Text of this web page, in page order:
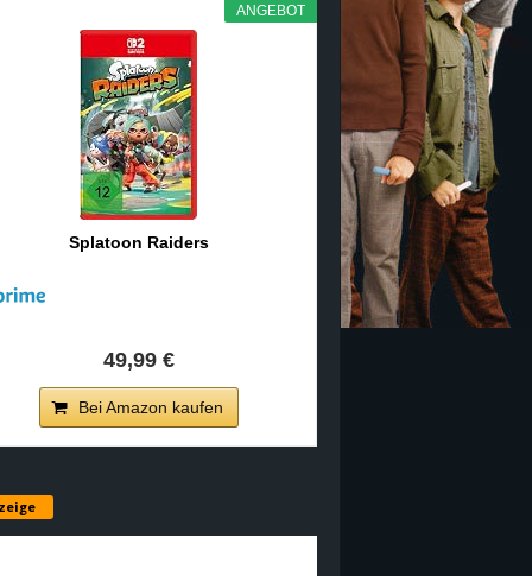
ANGEBOT
Splatoon Raiders
49,99 €
Bei Amazon kaufen